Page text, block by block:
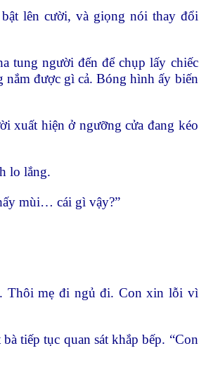
lên cười, và giọng nói thay đổi
tung người đến để chụp lấy chiếc
được gì cả. Bóng hình ấy biến
xuất hiện ở ngưỡng cửa đang kéo
lo lắng.
mùi… cái gì vậy?”
Thôi mẹ đi ngủ đi. Con xin lỗi vì
tiếp tục quan sát khắp bếp. “Con